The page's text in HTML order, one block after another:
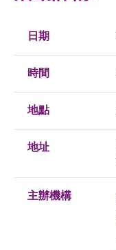
日期
時間
地點
地址
主辦機構